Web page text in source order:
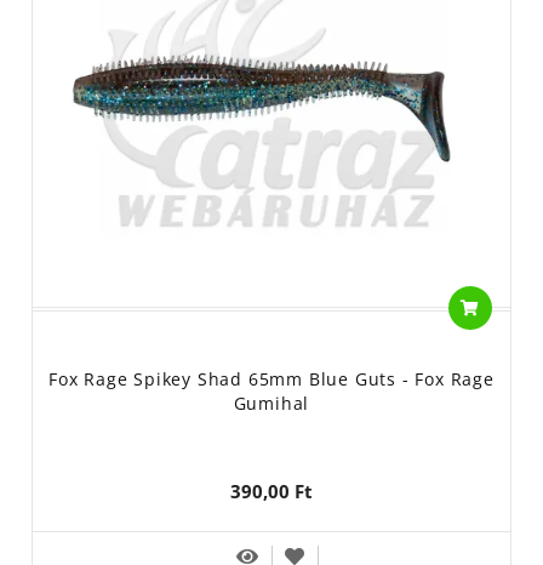
Fox Rage Spikey Shad 65mm Blue Guts - Fox Rage
Gumihal
390,00 Ft